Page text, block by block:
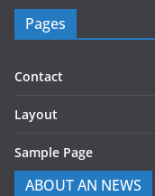
Pages
Contact
Layout
Sample Page
ABOUT AN NEWS